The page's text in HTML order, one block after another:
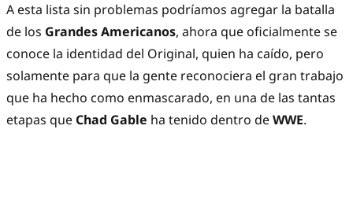
A esta lista sin problemas podríamos agregar la batalla
de los Grandes Americanos, ahora que oficialmente se
conoce la identidad del Original, quien ha caído, pero
solamente para que la gente reconociera el gran trabajo
que ha hecho como enmascarado, en una de las tantas
etapas que Chad Gable ha tenido dentro deWWE.